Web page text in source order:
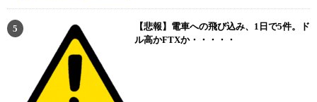
【悲報】電車への飛び込み、1日で5件。ド
ル高かFTXか・・・・・